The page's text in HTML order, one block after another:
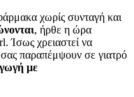
χωρίς συνταγή και
, ήρθε η ώρα
Ίσως χρειαστεί να
παραπέμψουν σε γιατρό
με